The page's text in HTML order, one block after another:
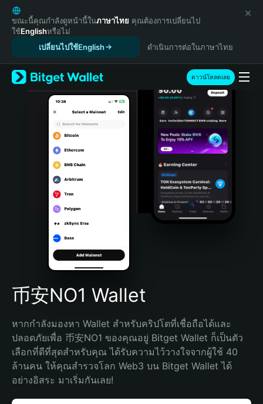
English
日本語
Tiếng Việt
Español (Latinoamérica)
Türkçe
Italiano
Português (Portugal)
Bahasa Indonesia
Português (Brasil)
Español (Argentina)
ขณะนี้คุณกำลังดูหน้านี้ในภาษาไทย คุณต้องการเปลี่ยนไป
ใช้Englishหรือไม่
เปลี่ยนไปใช้English
ดำเนินการต่อในภาษาไทย
ดาวน์โหลดเลย
币安NO1 Wallet
หากกำลังมองหา Wallet สำหรับคริปโตที่เชื่อถือได้และ
ปลอดภัยเพื่อ 币安NO1 ของคุณอยู่ Bitget Wallet ก็เป็นตัว
เลือกที่ดีที่สุดสำหรับคุณ ได้รับความไว้วางใจจากผู้ใช้ 40
ล้านคน ให้คุณสำรวจโลก Web3 บน Bitget Wallet ได้
อย่างอิสระ มาเริ่มกันเลย!